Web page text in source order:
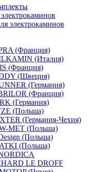
электрокаминов
(Франция)
(Италия)
(Франция)
(Швеция)
(Германия)
(Франция)
(Германия)
(Польша)
(Германия-Чехия)
MET (Польша)
(Польша)
(Польша)
LE DROFF